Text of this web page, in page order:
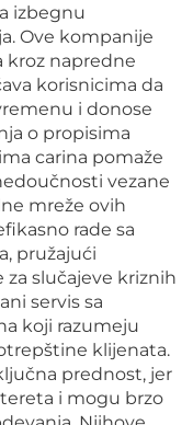
izbegnu
Ove kompanije
napredne
korisnicima da
i donose
o propisima
carina pomaže
vezane
mreže ovih
rade sa
pružajući
slučajeve kriznih
servis sa
koji razumeju
klijenata.
prednost, jer
i mogu brzo